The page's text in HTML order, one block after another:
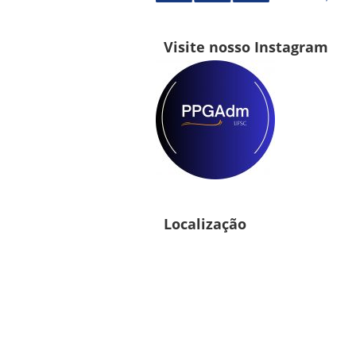
Visite nosso Instagram
Localização